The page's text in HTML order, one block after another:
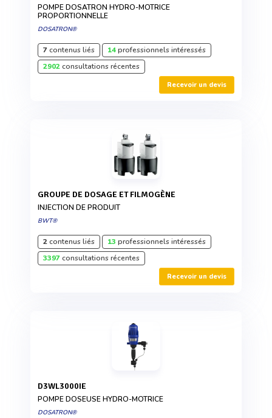
POMPE DOSATRON HYDRO-MOTRICE
PROPORTIONNELLE
DOSATRON®
7contenus liés 14professionnels intéressés
2902consultations récentes
Recevoir un devis
GROUPE DE DOSAGE ET FILMOGÈNE
INJECTION DE PRODUIT
BWT®
2contenus liés 13 professionnels intéressés
3397consultations récentes
Recevoir un devis
D3WL3000IE
POMPE DOSEUSE HYDRO-MOTRICE
DOSATRON®